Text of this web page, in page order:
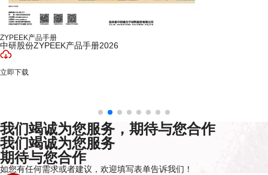
我们竭诚为您服务，期待与您合作
我们竭诚为您服务
期待与您合作
如您有任何需求或者建议，欢迎填写表单告诉我们！